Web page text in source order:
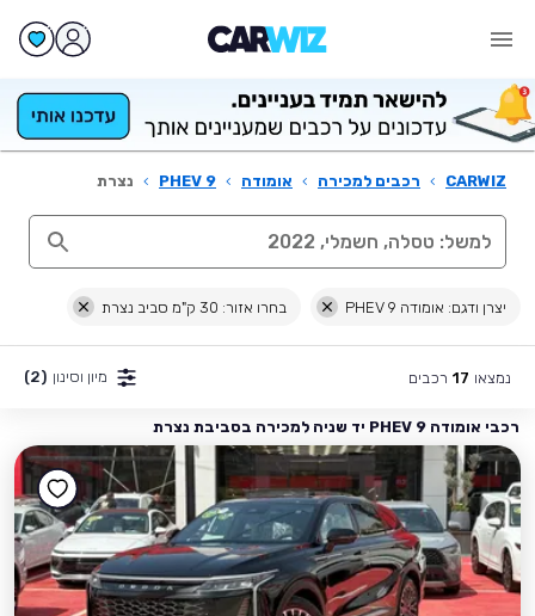
CARWIZ
› רכבים למכירה › אומודה ›
9 PHEV
› נצרת
יצרן ודגם: אומודה 9 PHEV בחרו אזור: 30 ק"מ סביב נצרת
נמצאו 17 רכבים מיון וסינון (2)
רכבי אומודה 9 PHEV יד שניה למכירה בסביבת נצרת